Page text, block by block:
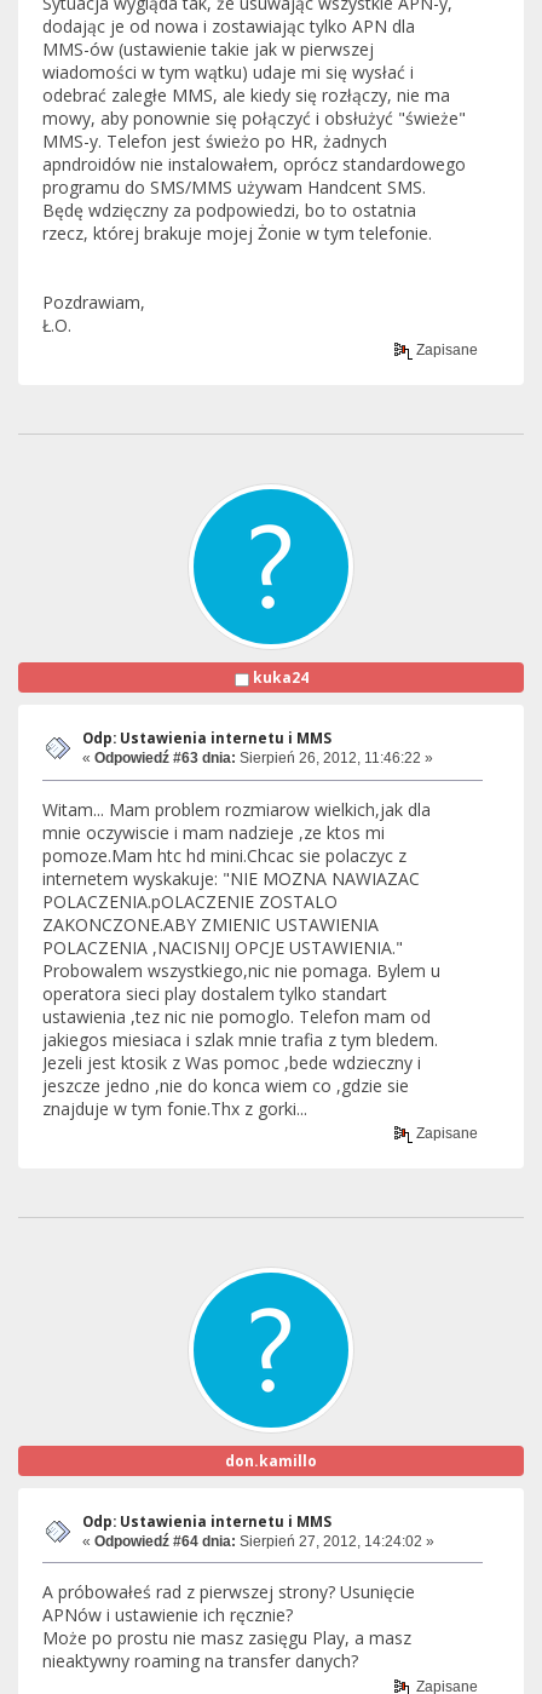
dodając je od nowa i zostawiając tylko APN dla
MMS-ów (ustawienie takie jak w pierwszej
wiadomości w tym wątku) udaje mi się wysłać i
odebrać zaległe MMS, ale kiedy się rozłączy, nie ma
mowy, aby ponownie się połączyć i obsłużyć "świeże"
MMS-y. Telefon jest świeżo po HR, żadnych
apndroidów nie instalowałem, oprócz standardowego
programu do SMS/MMS używam Handcent SMS.
Będę wdzięczny za podpowiedzi, bo to ostatnia
rzecz, której brakuje mojej Żonie w tym telefonie.
Pozdrawiam,
Ł.O.
Zapisane
kuka24
Odp: Ustawienia internetu i MMS
« Odpowiedź #63 dnia: Sierpień 26, 2012, 11:46:22 »
Witam... Mam problem rozmiarow wielkich,jak dla
mnie oczywiscie i mam nadzieje ,ze ktos mi
pomoze.Mam htc hd mini.Chcac sie polaczyc z
internetem wyskakuje: "NIE MOZNA NAWIAZAC
POLACZENIA.pOLACZENIE ZOSTALO
ZAKONCZONE.ABY ZMIENIC USTAWIENIA
POLACZENIA ,NACISNIJ OPCJE USTAWIENIA."
Probowalem wszystkiego,nic nie pomaga. Bylem u
operatora sieci play dostalem tylko standart
ustawienia ,tez nic nie pomoglo. Telefon mam od
jakiegos miesiaca i szlak mnie trafia z tym bledem.
Jezeli jest ktosik z Was pomoc ,bede wdzieczny i
jeszcze jedno ,nie do konca wiem co ,gdzie sie
znajduje w tym fonie.Thx z gorki...
Zapisane
don.kamillo
Odp: Ustawienia internetu i MMS
« Odpowiedź #64 dnia: Sierpień 27, 2012, 14:24:02 »
A próbowałeś rad z pierwszej strony? Usunięcie
APNów i ustawienie ich ręcznie?
Może po prostu nie masz zasięgu Play, a masz
nieaktywny roaming na transfer danych?
Zapisane